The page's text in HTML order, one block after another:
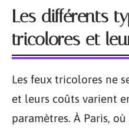
Les différents
tricolores et
Les feux tricolores ne
et leurs coûts varient
paramètres. À Paris,